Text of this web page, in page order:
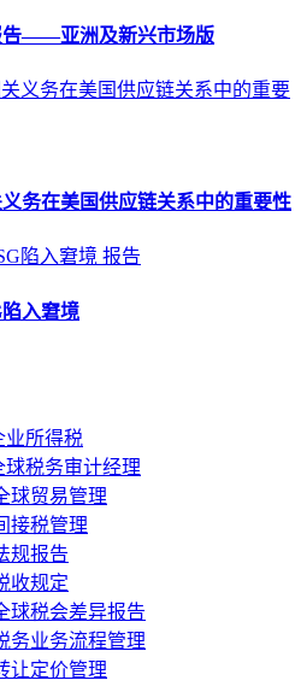
告——亚洲及新兴市场版
务在美国供应链关系中的重要性
报告
入窘境
业所得税
球税务审计经理
球贸易管理
接税管理
规报告
收规定
球税会差异报告
务业务流程管理
让定价管理